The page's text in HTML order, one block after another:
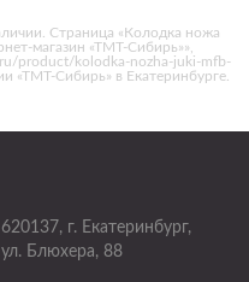
Страница «Колодка ножа
магазин «ТМТ-Сибирь»»,
product/kolodka-nozha-juki-mfb-
«ТМТ-Сибирь» в Екатеринбурге.
620137, г. Екатеринбург,
ул. Блюхера, 88